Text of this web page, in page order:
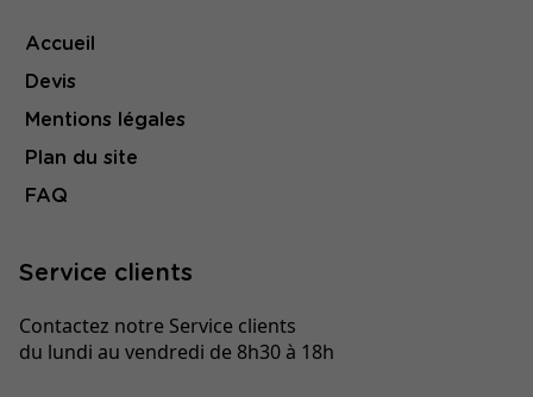
Accueil
Devis
Mentions légales
Plan du site
FAQ
Service clients
Contactez notre Service clients
du lundi au vendredi de 8h30 à 18h